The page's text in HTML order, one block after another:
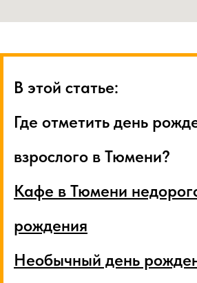
В этой статье:
Где отметить день
взрослого в Тюмени?
Кафе в Тюмени
рождения
Необычный день